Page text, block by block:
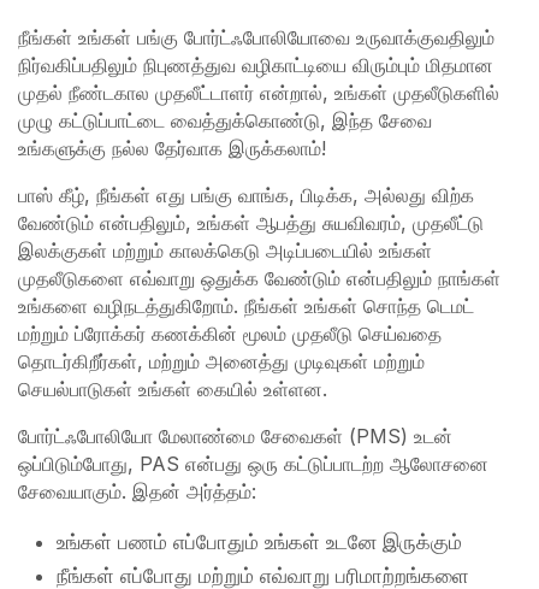
நீங்கள் உங்கள் பங்கு போர்ட்ஃபோலியோவை உருவாக்குவதிலும்
நிர்வகிப்பதிலும் நிபுணத்துவ வழிகாட்டியை விரும்பும் மிதமான
முதல் நீண்டகால முதலீட்டாளர் என்றால், உங்கள் முதலீடுகளில்
முழு கட்டுப்பாட்டை வைத்துக்கொண்டு, இந்த சேவை
உங்களுக்கு நல்ல தேர்வாக இருக்கலாம்!
பாஸ் கீழ், நீங்கள் எது பங்கு வாங்க, பிடிக்க, அல்லது விற்க
வேண்டும் என்பதிலும், உங்கள் ஆபத்து சுயவிவரம், முதலீட்டு
இலக்குகள் மற்றும் காலக்கெடு அடிப்படையில் உங்கள்
முதலீடுகளை எவ்வாறு ஒதுக்க வேண்டும் என்பதிலும் நாங்கள்
உங்களை வழிநடத்துகிறோம். நீங்கள் உங்கள் சொந்த டெமட்
மற்றும் ப்ரோக்கர் கணக்கின் மூலம் முதலீடு செய்வதை
தொடர்கிறீர்கள், மற்றும் அனைத்து முடிவுகள் மற்றும்
செயல்பாடுகள் உங்கள் கையில் உள்ளன.
போர்ட்ஃபோலியோ மேலாண்மை சேவைகள் (PMS) உடன்
ஒப்பிடும்போது, PAS என்பது ஒரு கட்டுப்பாடற்ற ஆலோசனை
சேவையாகும். இதன் அர்த்தம்:
உங்கள் பணம் எப்போதும் உங்கள் உடனே இருக்கும்
நீங்கள் எப்போது மற்றும் எவ்வாறு பரிமாற்றங்களை